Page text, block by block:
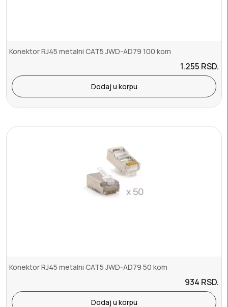
Konektor RJ45 metalni CAT5 JWD-AD79 100 kom
1.255 RSD.
Dodaj u korpu
Konektor RJ45 metalni CAT5 JWD-AD79 50 kom
934 RSD.
Dodaj u korpu